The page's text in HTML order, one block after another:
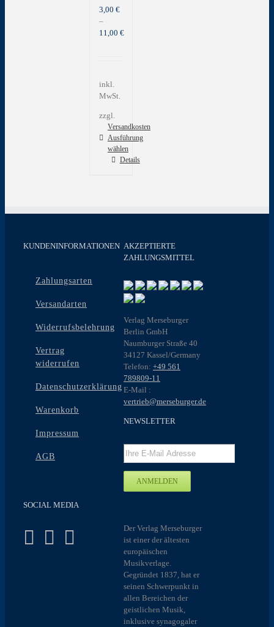
3,00 €
–
11,00 €
inkl.
MwSt.
zzgl.
Versandkosten
Ausführung
wählen
Dieses
Produktseite
Details
KUNDENINFORMATIONEN
Zahlungsarten
Versandarten
Widerrufsbelehrung
Vertrag
widerrufen
Datenschutzerklärung
Warenkorb
Impressum
AGB
SOCIAL MEDIA
AKZEPTIERTE
ZAHLUNGSMITTEL
Verlag Merseburger
Berlin GmbH
Naumburger Straße 40
34127 Kassel/Germany
Telefon: +49 561
789809-11
E-Mail :
vertrieb@merseburger.de
NEWSLETTER
Der Verlag Merseburger
ist einer der ältesten
europäischen
Musikverlage.
Gegründet 1837, hat er
seinen Schwerpunkt in
allen Bereichen der
geistlichen Musik,
inklusive synagogaler